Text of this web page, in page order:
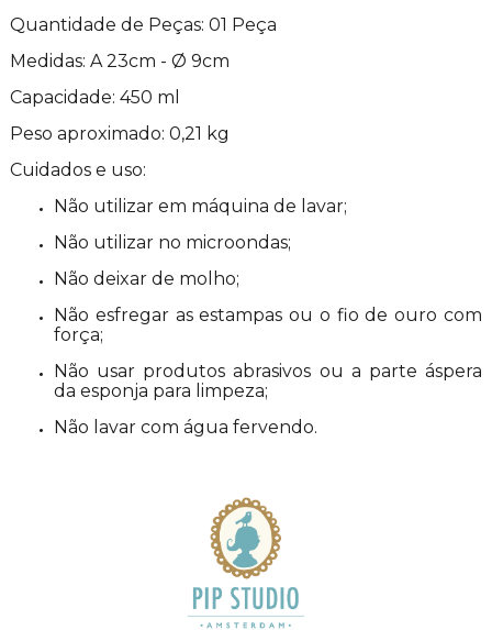
Quantidade de Peças: 01 Peça
Medidas: A 23cm - Ø 9cm
Capacidade: 450 ml
Peso aproximado: 0,21 kg
Cuidados e uso:
Não utilizar em máquina de lavar;
Não utilizar no microondas;
Não deixar de molho;
Não esfregar as estampas ou o fio de ouro com
força;
Não usar produtos abrasivos ou a parte áspera
da esponja para limpeza;
Não lavar com água fervendo.